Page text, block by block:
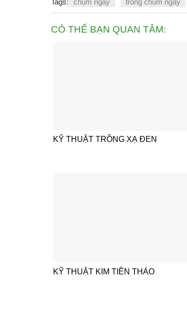
Tags:
chùm ngây trồng chùm ngây
CÓ THỂ BẠN QUAN TÂM:
KỸ THUẬT TRỒNG XẠ ĐEN
KỸ THUẬT KIM TIỀN THẢO